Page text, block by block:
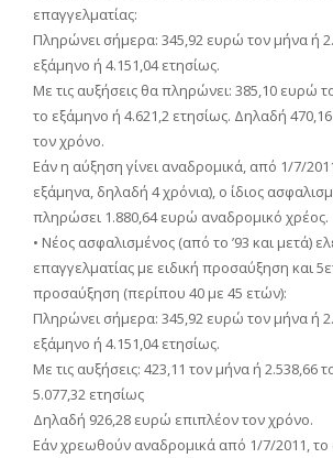
επαγγελματίας:
Πληρώνει σήμερα: 345,92 ευρώ τον μήνα ή
εξάμηνο ή 4.151,04 ετησίως.
Με τις αυξήσεις θα πληρώνει: 385,10 ευρώ
το εξάμηνο ή 4.621,2 ετησίως. Δηλαδή
τον χρόνο.
Εάν η αύξηση γίνει αναδρομικά, από 1/7/
εξάμηνα, δηλαδή 4 χρόνια), ο ίδιος
πληρώσει 1.880,64 ευρώ αναδρομικό χρέος.
• Νέος ασφαλισμένος (από το ʼ93 και μετά)
επαγγελματίας με ειδική προσαύξηση και
προσαύξηση (περίπου 40 με 45 ετών):
Πληρώνει σήμερα: 345,92 ευρώ τον μήνα ή
εξάμηνο ή 4.151,04 ετησίως.
Με τις αυξήσεις: 423,11 τον μήνα ή 2.538,66
5.077,32 ετησίως
Δηλαδή 926,28 ευρώ επιπλέον τον χρόνο.
Εάν χρεωθούν αναδρομικά από 1/7/2011, το